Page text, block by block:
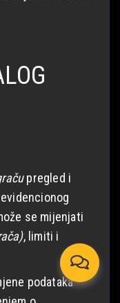
pregled i
se mijenjati
, limiti i
podataka